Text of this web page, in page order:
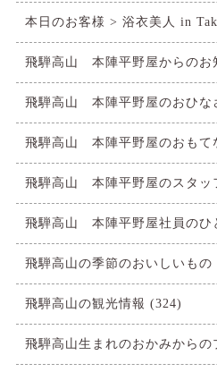
本日のお客様 > 浴衣美人 in
飛騨高山 本陣平野屋からのお
飛騨高山 本陣平野屋のおひな
飛騨高山 本陣平野屋のおもて
飛騨高山 本陣平野屋のスタッ
飛騨高山 本陣平野屋社員のひ
飛騨高山の季節のおいしいもの
飛騨高山の観光情報 (324)
飛騨高山生まれのおかみからの